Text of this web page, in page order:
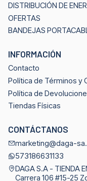
DISTRIBUCIÓN DE
OFERTAS
BANDEJAS
INFORMACIÓN
Contacto
Política de Términos y
Política de
Tiendas Físicas
CONTÁCTANOS
marketing@daga-
573186631133
DAGA S.A - TIENDA
Carrera 106 #15-25